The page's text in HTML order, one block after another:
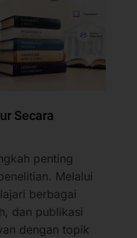
Secara
penting
Melalui
berbagai
dan publikasi
dengan topik